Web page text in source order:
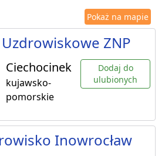
Pokaż na mapie
ZNP
Ciechocinek
kujawsko-
pomorskie
Dodaj do
ulubionych
Inowrocław